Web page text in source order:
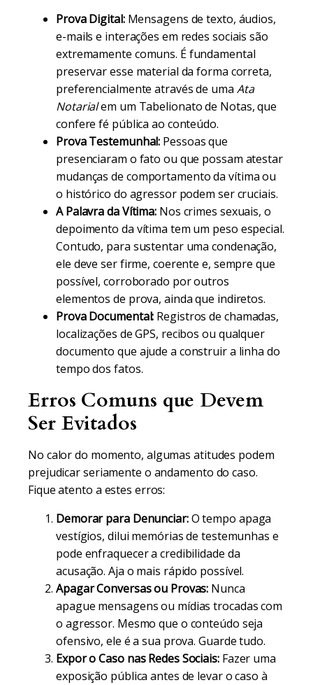
Prova Digital:Mensagens de texto, áudios,
e-mails e interações em redes sociais são
extremamente comuns. É fundamental
preservar esse material da forma correta,
preferencialmente através de uma Ata
Notarialem um Tabelionato de Notas, que
confere fé pública ao conteúdo.
Prova Testemunhal: Pessoas que
presenciaram o fato ou que possam atestar
mudanças de comportamento da vítima ou
o histórico do agressor podem ser cruciais.
A Palavra da Vítima: Nos crimes sexuais, o
depoimento da vítima tem um peso especial.
Contudo, para sustentar uma condenação,
ele deve ser firme, coerente e, sempre que
possível, corroborado por outros
elementos de prova, ainda que indiretos.
Prova Documental: Registros de chamadas,
localizações de GPS, recibos ou qualquer
documento que ajude a construir a linha do
tempo dos fatos.
Erros Comuns que Devem
Ser Evitados
No calor do momento, algumas atitudes podem
prejudicar seriamente o andamento do caso.
Fique atento a estes erros:
Demorar para Denunciar:O tempo apaga
vestígios, dilui memórias de testemunhas e
pode enfraquecer a credibilidade da
acusação. Aja o mais rápido possível.
Apagar Conversas ou Provas: Nunca
apague mensagens ou mídias trocadas com
o agressor. Mesmo que o conteúdo seja
ofensivo, ele é a sua prova. Guarde tudo.
Expor o Caso nas Redes Sociais:Fazer uma
exposição pública antes de levar o caso à